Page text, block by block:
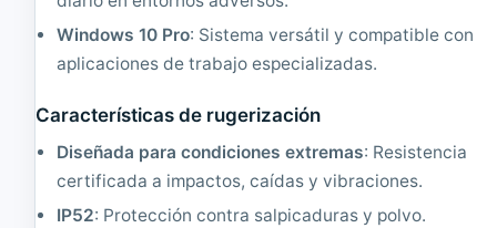
H
3
2
G
A
o
r
Windows 10 Pro: Sistema versátil y compatible con
aplicaciones de trabajo especializadas.
Características de rugerización
Diseñada para condiciones extremas: Resistencia
certificada a impactos, caídas y vibraciones.
IP52: Protección contra salpicaduras y polvo.